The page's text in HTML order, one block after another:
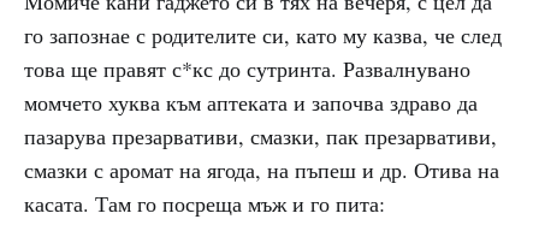
го запознае с родителите си, като му казва, че след
това ще правят с*кс до сутринта. Развалнувано
момчето хуква към аптеката и започва здраво да
пазарува презарвативи, смазки, пак презарвативи,
смазки с аромат на ягода, на пъпеш и др. Отива на
касата. Там го посреща мъж и го пита: